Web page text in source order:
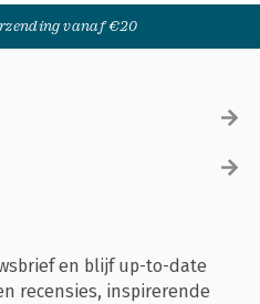
vanaf €20
en blijf up-to-date
recensies, inspirerende